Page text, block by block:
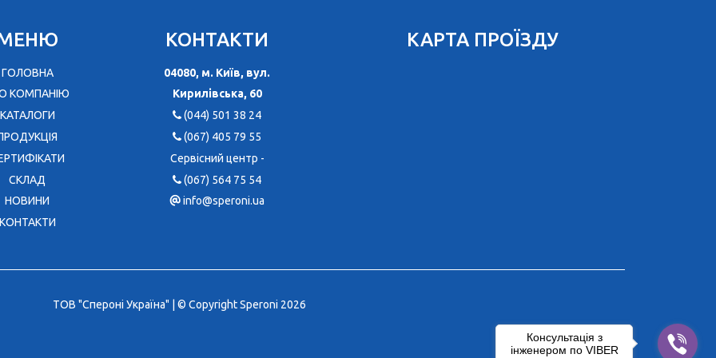
ГОЛОВНА
КОМПАНІЮ
КАТАЛОГИ
CКЛАД
НОВИНИ
КОНТАКТИ
04080, м. Київ, вул.
Кирилівська, 60
(044) 501 38 24
(067) 405 79 55
Сервісний центр -
(067) 564 75 54
info@speroni.ua
КАРТА ПРОЇЗДУ
ТОВ "Спероні Україна" | © Copyright Speroni 2026
Консультація з
інженером по VIBER